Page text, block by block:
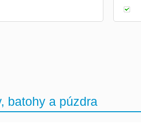
batohy a púzdra